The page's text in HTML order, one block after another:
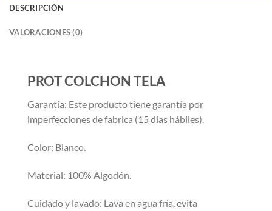
DESCRIPCIÓN
VALORACIONES (0)
PROT COLCHON TELA
Garantía: Este producto tiene garantía por
imperfecciones de fabrica (15 días hábiles).
Color: Blanco.
Material: 100% Algodón.
Cuidado y lavado: Lava en agua fría, evita